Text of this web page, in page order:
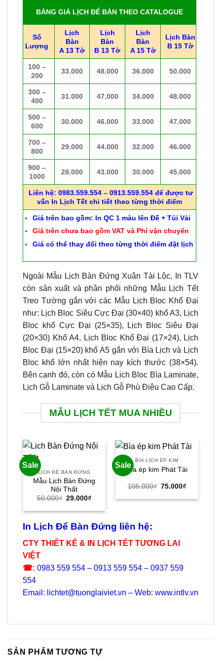
BẢNG GIÁ LỊCH ĐỂ BÀN THEO CATALOGUE
Số
Lượng
Lịch
Bàn
A 13 Tờ
Lịch
Bàn
B 13 Tờ
Lịch
Bàn
A 15 Tờ
Lịch Bàn
B 15 Tờ
100 –
200
33.000 48.000 36.000 50.000
300 –
400
31.000 47.000 34.000 48.000
500 –
600
30.000 46.000 33.000 47.000
700 –
800
29.000 44.000 32.000 46.000
900 –
1000
28.000 43.000 30.000 45.000
Liên hệ: 0983.559.554 – 0913.559.554 để được tư
vấn In Lịch Tết chi tiết theo từng thời điểm
Giá trên bao gồm: In QC 1 màu lên Đế + Túi Vải
Giá trên chưa bao gồm VAT và Phí vận chuyển
Giá có thể thay đổi theo từng thời điểm đặt lịch
Ngoài Mẫu Lịch Bàn Đứng Xuân Tài Lộc, In TLV
còn sản xuất và phân phối những Mẫu Lịch Tết
Treo Tường gắn với các Mẫu Lịch Bloc Khổ Đại
như: Lịch Bloc Siêu Cực Đại (30×40) khổ A3, Lịch
Bloc khổ Cực Đại (25×35), Lịch Bloc Siêu Đại
(20×30) Khổ A4, Lịch Bloc Khổ Đại (17×24), Lịch
Bloc Đại (15×20) khổ A5 gắn với Bìa Lịch và Lịch
Bloc khổ lớn nhất hiện nay kích thước (38×54).
Bên cạnh đó, còn có Mẫu Lịch Bloc Bìa Laminate,
Lịch Gỗ Laminate và Lịch Gỗ Phù Điêu Cao Cấp.
MẪU LỊCH TẾT MUA NHIỀU
Sale
LỊCH ĐỂ BÀN ĐỨNG
Mẫu Lịch Bàn Đứng
Nội Thất
50.000₫ Giá
là:
29.000₫Giá
tại
29.000₫.
Sale
BÌA LỊCH ÉP KIM
Bìa ép kim Phát Tài
105.000₫ Giá
là:
75.000₫Giá
tại
In Lịch Để Bàn Đứng liên hệ:
CTY THIẾT KẾ & IN LỊCH TẾT TƯƠNG LAI
VIỆT
☎: 0983 559 554 – 0913 559 554 – 0937 559
554
Email: lichtet@tuonglaiviet.vn – Web: www.intlv.vn
SẢN PHẨM TƯƠNG TỰ